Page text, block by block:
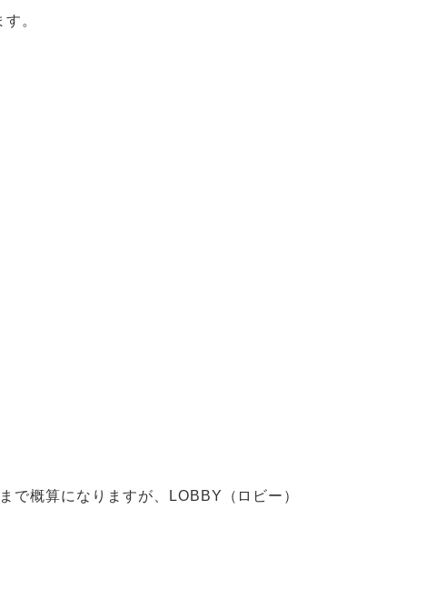
。
で概算になりますが、LOBBY（ロビー）